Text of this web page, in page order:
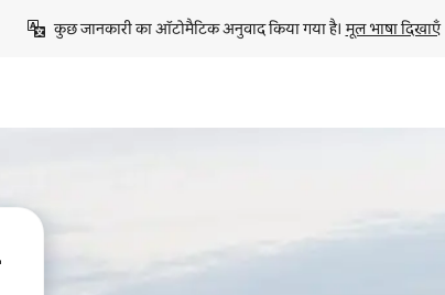
कुछ जानकारी का ऑटोमैटिक अनुवाद किया गया है। मूल भाषा दिखाएँ